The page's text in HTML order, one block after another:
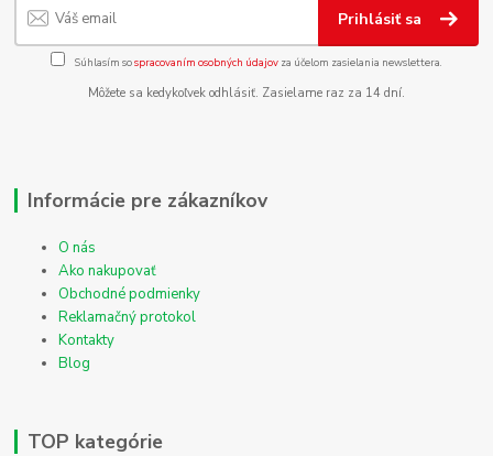
Prihlásiť sa
Súhlasím sospracovaním osobných údajov za účelom zasielania newslettera.
Môžete sa kedykoľvek odhlásiť. Zasielame raz za 14 dní.
Informácie pre zákazníkov
O nás
Ako nakupovať
Obchodné podmienky
Reklamačný protokol
Kontakty
Blog
TOP kategórie